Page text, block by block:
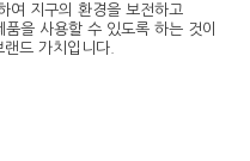
여 지구의 환경을 보전하고
을 사용할 수 있도록 하는 것이
드 가치입니다.